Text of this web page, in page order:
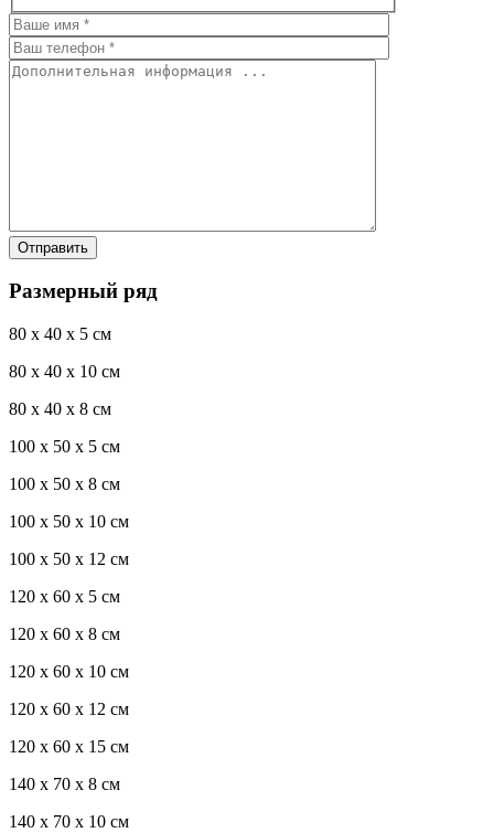
Размерный ряд
80 x 40 x 5 см
80 x 40 x 10 см
80 x 40 x 8 см
100 x 50 x 5 см
100 х 50 х 8 см
100 x 50 x 10 см
100 x 50 x 12 см
120 x 60 x 5 см
120 x 60 x 8 см
120 x 60 x 10 см
120 x 60 x 12 см
120 x 60 x 15 см
140 x 70 x 8 см
140 x 70 x 10 см